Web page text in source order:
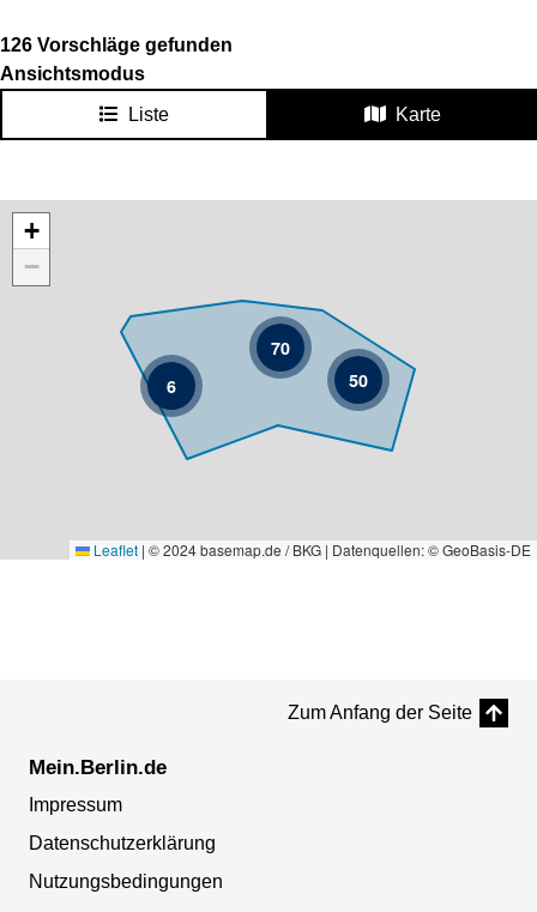
126 Vorschläge gefunden
Ansichtsmodus
Liste
Karte
Karte überspringen
6
70
50
+
−
Leaflet | © 2024 basemap.de / BKG | Datenquellen: © GeoBasis-DE
Zum Anfang der Seite
Mein.Berlin.de
Impressum
Datenschutzerklärung
Nutzungsbedingungen